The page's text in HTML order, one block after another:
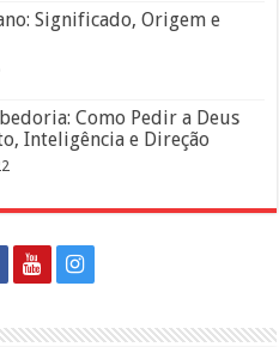
Significado, Origem e
Como Pedir a Deus
Inteligência e Direção